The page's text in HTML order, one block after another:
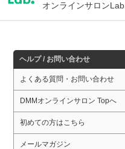
オンラインサロンLab.
ヘルプ / お問い合わせ
よくある質問・お問い合わせ
DMMオンラインサロン Topへ
初めての方はこちら
メールマガジン